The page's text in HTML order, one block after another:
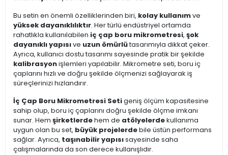
Bu setin en önemli özelliklerinden biri, kolay kullanımve
yüksek dayanıklılıktır. Her türlü endüstriyel ortamda
rahatlıkla kullanılabilen iç çap boru mikrometresi, şok
dayanıklı yapısıve uzun ömürlütasarımıyla dikkat çeker.
Ayrıca, kullanıcı dostu tasarımı sayesinde pratik bir şekilde
kalibrasyonişlemleri yapılabilir. Mikrometre seti, boru iç
çaplarını hızlı ve doğru şekilde ölçmenizi sağlayarak iş
süreçlerinizi hızlandırır.
İç Çap Boru Mikrometresi Setigeniş ölçüm kapasitesine
sahip olup, boru iç çaplarını doğru şekilde ölçme imkanı
sunar. Hem şirketlerdehem de atölyelerdekullanıma
uygun olan bu set, büyük projelerdebile üstün performans
sağlar. Ayrıca, taşınabilir yapısısayesinde saha
çalışmalarında da son derece kullanışlıdır.